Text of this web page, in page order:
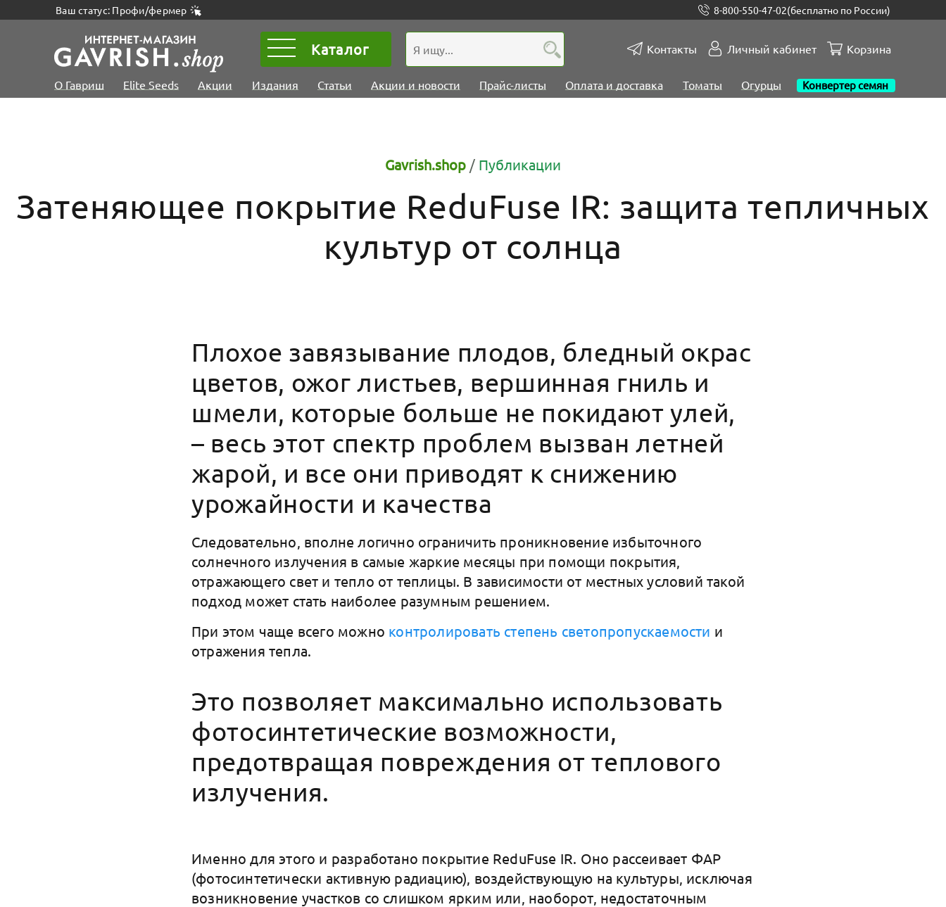
Ваш статус: Профи/фермер 8-800-550-47-02(бесплатно по России)
Каталог Контакты Личный кабинет Корзина
О Гавриш Elite Seeds Акции Издания Статьи Акции и новости Прайс-листы Оплата и доставка Томаты Огурцы Конвертер семян
Gavrish.shop / Публикации
Затеняющее покрытие ReduFuse IR: защита тепличных
культур от солнца
Плохое завязывание плодов, бледный окрас
цветов, ожог листьев, вершинная гниль и
шмели, которые больше не покидают улей,
– весь этот спектр проблем вызван летней
жарой, и все они приводят к снижению
урожайности и качества
Следовательно, вполне логично ограничить проникновение избыточного
солнечного излучения в самые жаркие месяцы при помощи покрытия,
отражающего свет и тепло от теплицы. В зависимости от местных условий такой
подход может стать наиболее разумным решением.
При этом чаще всего можно контролировать степень светопропускаемости и
отражения тепла.
Это позволяет максимально использовать
фотосинтетические возможности,
предотвращая повреждения от теплового
излучения.
Именно для этого и разработано покрытие ReduFuse IR. Оно рассеивает ФАР
(фотосинтетически активную радиацию), воздействующую на культуры, исключая
возникновение участков со слишком ярким или, наоборот, недостаточным